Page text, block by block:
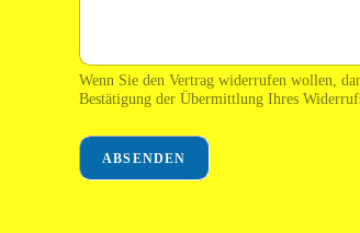
Wenn Sie den Vertrag widerrufen wollen,
Bestätigung der Übermittlung Ihres
ABSENDEN